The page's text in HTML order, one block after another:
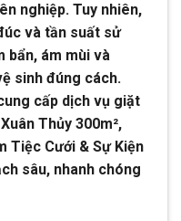
nghiệp. Tuy nhiên,
và tần suất sử
bẩn, ám mùi và
sinh đúng cách.
cấp dịch vụ giặt
Thủy 300m²,
Tiệc Cưới & Sự Kiện
sâu, nhanh chóng